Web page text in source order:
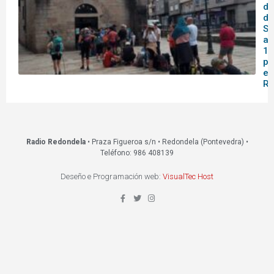
de
14
en
Radio Redondela• Praza Figueroa s/n • Redondela (Pontevedra) •
Teléfono: 986 408139
Deseño e Programación web: VisualTec Host